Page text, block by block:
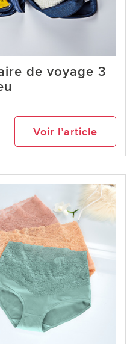
de voyage 3
Voir l’article